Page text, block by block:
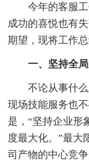
今年的客服
成功的喜悦也有
期望，现将工作总
一、坚持全
不论从事什
现场技能服务也
是，“坚持企业形
度最大化。”最大
司产物的中心竞